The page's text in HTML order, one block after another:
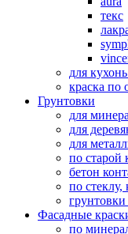
текс
для
краска по
Грунтовки
для
для
для
по старой
бетон
по
Фасадные
по